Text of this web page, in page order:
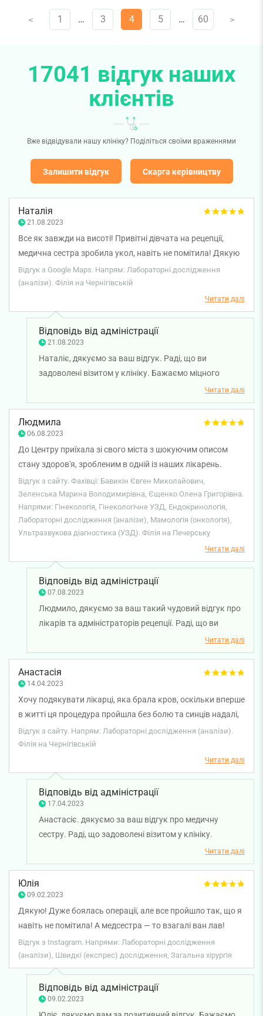
V 1 … 3 4 5 … 60 V
17041 відгук наших
клієнтів
Вже відвідували нашу клініку? Поділіться своїми враженнями
Залишити відгук Скарга керівництву
Наталія
21.08.2023
Все як завжди на висоті! Привітні дівчата на рецепції,
медична сестра зробила укол, навіть не помітила! Дякую
за кваліфіковану допомогу!
Відгук з Google Maps. Напрям: Лабораторні дослідження
(аналізи). Філія на Чернігівській
Читати далі
Відповідь від адміністрації
21.08.2023
Наталіє, дякуємо за ваш відгук. Раді, що ви
задоволені візитом у клініку. Бажаємо міцного
Читати далі
Людмила
06.08.2023
До Центру приїхала зі свого міста з шокуючим описом
стану здоров'я, зробленим в одній із наших лікарень.
Стресу додало ще й те, що швидко пройти необхідне у
моєму випадку обстеження вдома виявилося просто не
можливо. Як же я була вражена, коли за декілька годин
перебування в Центрі змогла пройти обстеження відразу у
декількох висококваліфікованих лікарів, рекомендоване
ними апаратурне обстеження та здати всі аналізи. Того ж
дня я поверталася додому дещо стомленою, але
щасливою - жахливий висновок не підтвердився, а на
руках була "дорожня карта" вивірених лікарями всіх моїх
подальших дій, необхідних для мого здоров'я. Дякую всім
працівникам Центру, з якими я зустрілася, за увагу до
мене: адміністратору, дівчатам на рецепції, лаборантам,
лікарям, хірургам, особливо Зеленській Марині
Володимирівні, Бавикіну Євгену Миколайовичу, Єщенко
Олені Григорівні, Лесику Василю Петровичу, Сисоєву
Валерію Васильовичу, Стельмаху Назару Аладдіновичу.
Здоров'я, успіху і процвітання вам, вашому Центру та всім
вашим пацієнтам.
Відгук з сайту. Фахівці: Бавикін Євген Миколайович,
Зеленська Марина Володимирівна, Єщенко Олена Григорівна.
Напрями: Гінекологія, Гінекологічне УЗД, Ендокринологія,
Лабораторні дослідження (аналізи), Мамологія (онкологія),
Ультразвукова діагностика (УЗД). Філія на Печерську
Читати далі
Відповідь від адміністрації
07.08.2023
Людмило, дякуємо за ваш такий чудовий відгук про
лікарів та адміністраторів рецепції. Раді, що ви
задоволені візитом у клініку та вирішили свої
питання. Бажаємо міцного здоров'я!
Читати далі
Анастасія
14.04.2023
Хочу подякувати лікарці, яка брала кров, оскільки вперше
в житті ця процедура пройшла без болю та синців надалі,
щиро вдячна!
Відгук з сайту. Напрям: Лабораторні дослідження (аналізи).
Філія на Чернігівській
Читати далі
Відповідь від адміністрації
17.04.2023
Анастасіє. дякуємо за ваш відгук про медичну
сестру. Раді, що задоволені візитом у клініку.
Бажаємо міцного здоров'я та всього найкращого!
Читати далі
Юлія
09.02.2023
Дякую! Дуже боялась операції, але все пройшло так, що я
навіть не помітила! А медсестра — то взагалі ван лав!
Відгук з Instagram. Напрями: Лабораторні дослідження
(аналізи), Швидкі (експрес) дослідження, Загальна хірургія
Відповідь від адміністрації
09.02.2023